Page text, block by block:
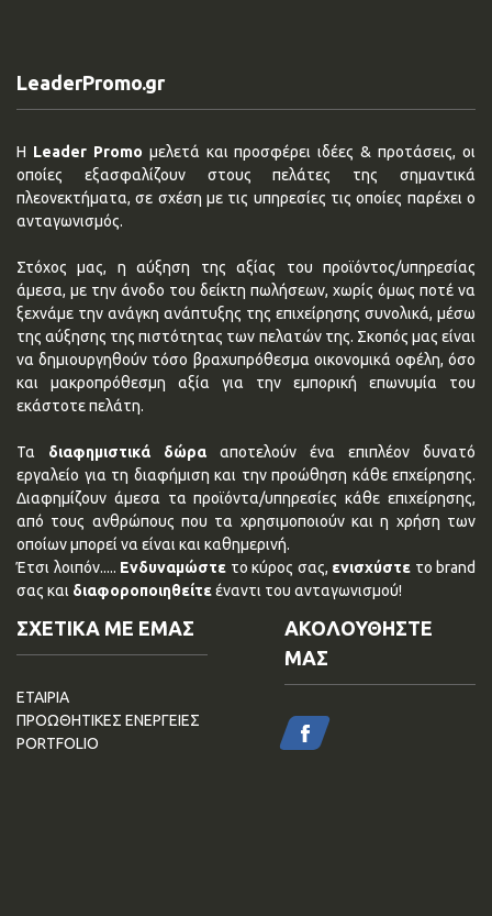
LeaderPromo.gr
Η Leader Promo μελετά και προσφέρει ιδέες & προτάσεις, οι
οποίες εξασφαλίζουν στους πελάτες της σημαντικά
πλεονεκτήματα, σε σχέση με τις υπηρεσίες τις οποίες παρέχει ο
ανταγωνισμός.
Στόχος μας, η αύξηση της αξίας του προϊόντος/υπηρεσίας
άμεσα, με την άνοδο του δείκτη πωλήσεων, χωρίς όμως ποτέ να
ξεχνάμε την ανάγκη ανάπτυξης της επιχείρησης συνολικά, μέσω
της αύξησης της πιστότητας των πελατών της. Σκοπός μας είναι
να δημιουργηθούν τόσο βραχυπρόθεσμα οικονομικά οφέλη, όσο
και μακροπρόθεσμη αξία για την εμπορική επωνυμία του
εκάστοτε πελάτη.
Τα διαφημιστικά δώρα αποτελούν ένα επιπλέον δυνατό
εργαλείο για τη διαφήμιση και την προώθηση κάθε επχείρησης.
Διαφημίζουν άμεσα τα προϊόντα/υπηρεσίες κάθε επιχείρησης,
από τους ανθρώπους που τα χρησιμοποιούν και η χρήση των
οποίων μπορεί να είναι και καθημερινή.
Έτσι λοιπόν..... Ενδυναμώστε το κύρος σας, ενισχύστε το brand
σας και διαφοροποιηθείτεέναντι του ανταγωνισμού!
ΣΧΕΤΙΚΑ ΜΕ ΕΜΑΣ
ΕΤΑΙΡΙΑ
ΠΡΟΩΘΗΤΙΚΕΣ ΕΝΕΡΓΕΙΕΣ
PORTFOLIO
ΑΚΟΛΟΥΘΗΣΤΕ
ΜΑΣ